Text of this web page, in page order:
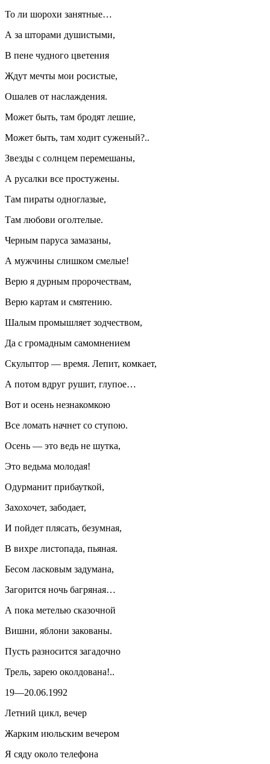
То ли шорохи занятные…
А за шторами душистыми,
В пене чудного цветения
Ждут мечты мои росистые,
Ошалев от наслаждения.
Может быть, там бродят лешие,
Может быть, там ходит суженый?..
Звезды с солнцем перемешаны,
А русалки все простужены.
Там пираты одноглазые,
Там любови оголтелые.
Черным паруса замазаны,
А мужчины слишком смелые!
Верю я дурным пророчествам,
Верю картам и смятению.
Шалым промышляет зодчеством,
Да с громадным самомнением
Скульптор — время. Лепит, комкает,
А потом вдруг рушит, глупое…
Вот и осень незнакомкою
Все ломать начнет со ступою.
Осень — это ведь не шутка,
Это ведьма молодая!
Одурманит прибауткой,
Захохочет, забодает,
И пойдет плясать, безумная,
В вихре листопада, пьяная.
Бесом ласковым задумана,
Загорится ночь багряная…
А пока метелью сказочной
Вишни, яблони закованы.
Пусть разносится загадочно
Трель, зарею околдована!..
19—20.06.1992
Летний цикл, вечер
Жарким июльским вечером
Я сяду около телефона